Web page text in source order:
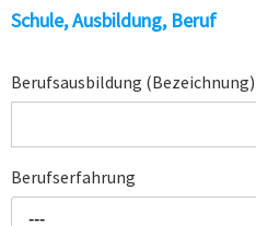
Schule, Ausbildung, Beruf
Berufsausbildung (Bezeichnung)
Berufserfahrung
---